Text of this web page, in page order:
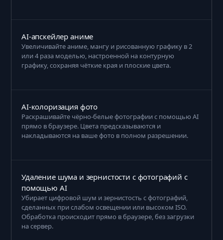
AI-апскейлер аниме
Увеличивайте аниме, мангу и рисованную графику в 2
или 4 раза моделью, настроенной на контурную
графику, сохраняя чёткие края и плоские цвета.
AI-колоризация фото
Раскрашивайте чёрно-белые фотографии с помощью AI
прямо в браузере. Цвета предсказываются и
накладываются на ваше фото в полном разрешении.
Удаление шума и зернистости с фотографий с
помощью AI
Убирает цифровой шум и зернистость с фотографий,
сделанных при слабом освещении или высоком ISO.
Обработка происходит прямо в браузере, без загрузки
на сервер.